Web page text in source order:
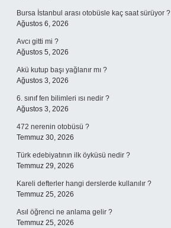
Bursa İstanbul arası otobüsle kaç saat sürüyor ?
Ağustos 6, 2026
Avcı gitti mi ?
Ağustos 5, 2026
Akü kutup başı yağlanır mı ?
Ağustos 3, 2026
6. sınıf fen bilimleri ısı nedir ?
Ağustos 3, 2026
472 nerenin otobüsü ?
Temmuz 30, 2026
Türk edebiyatının ilk öyküsü nedir ?
Temmuz 29, 2026
Kareli defterler hangi derslerde kullanılır ?
Temmuz 25, 2026
Asıl öğrenci ne anlama gelir ?
Temmuz 25, 2026